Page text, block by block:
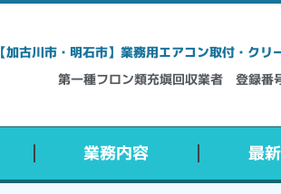
【加古川市・明石市】業務用エアコン取付・クリ
第一種フロン類充塡回収業者 登録
業務内容 最